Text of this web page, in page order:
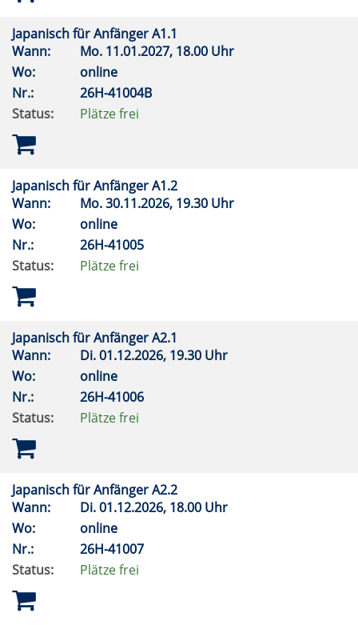
Japanisch für Anfänger A1.1
Wann:
Mo. 11.01.2027, 18.00 Uhr
Wo:
online
Nr.:
26H-41004B
Status:
Plätze frei
Japanisch für Anfänger A1.2
Wann:
Mo.30.11.2026, 19.30 Uhr
Wo:
online
Nr.:
26H-41005
Status:
Plätze frei
Japanisch für Anfänger A2.1
Wann:
Di.01.12.2026, 19.30 Uhr
Wo:
online
Nr.:
26H-41006
Status:
Plätze frei
Japanisch für Anfänger A2.2
Wann:
Di.01.12.2026, 18.00 Uhr
Wo:
online
Nr.:
26H-41007
Status:
Plätze frei